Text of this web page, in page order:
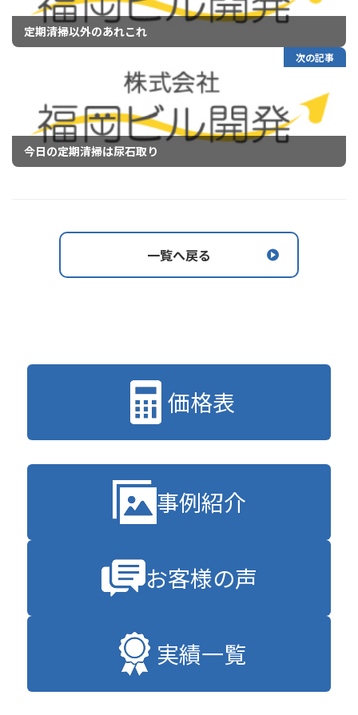
定期清掃以外のあれこれ
次の記事
今日の定期清掃は尿石取り
一覧へ戻る
価格表
事例紹介
お客様の声
実績一覧